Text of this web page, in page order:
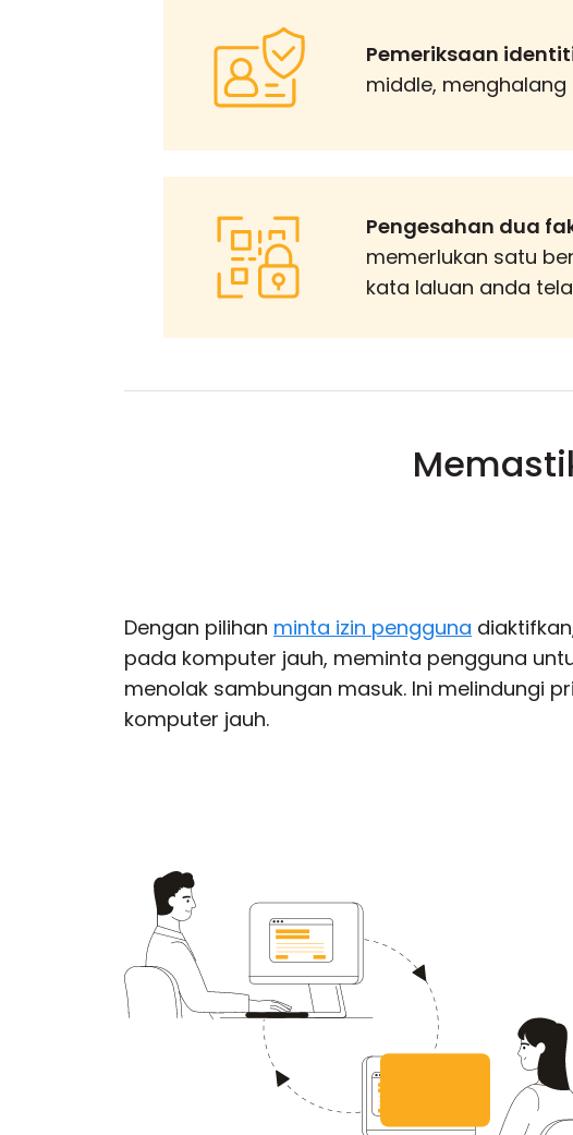
Pemeriksaan
middle,
Pengesahan dua
memerlukan satu
kata laluan anda
Dengan pilihan minta izin pengguna
pada komputer jauh, meminta pengguna
menolak sambungan masuk. Ini melindungi
komputer jauh.